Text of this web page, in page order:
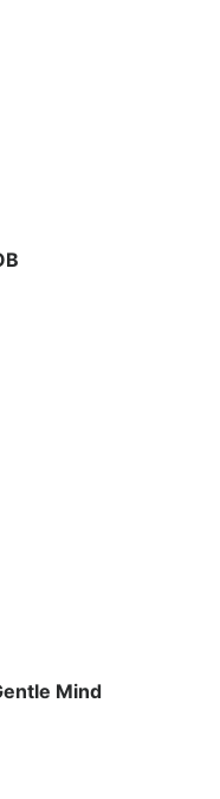
Mind